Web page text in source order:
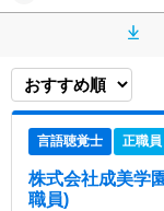
言語聴覚士 正職員
株式会社成美学
職員)